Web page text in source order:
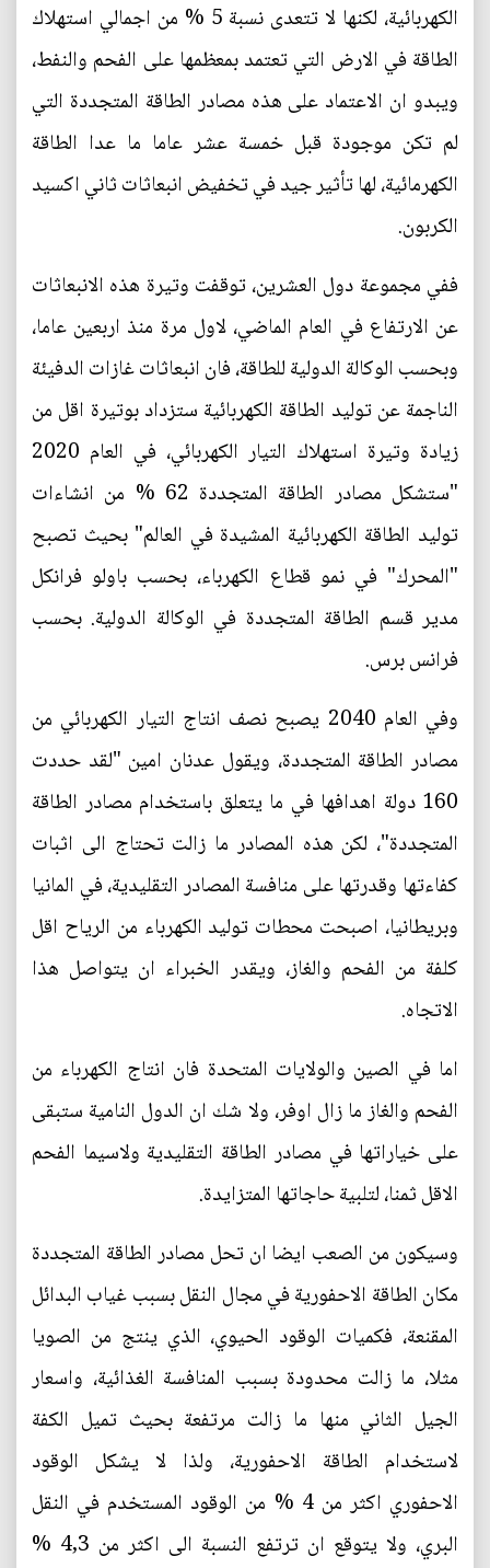
الكهربائية، لكنها لا تتعدى نسبة 5 % من اجمالي استهلاك
الطاقة في الارض التي تعتمد بمعظمها على الفحم والنفط،
ويبدو ان الاعتماد على هذه مصادر الطاقة المتجددة التي
لم تكن موجودة قبل خمسة عشر عاما ما عدا الطاقة
الكهرمائية، لها تأثير جيد في تخفيض انبعاثات ثاني اكسيد
الكربون.
ففي مجموعة دول العشرين، توقفت وتيرة هذه الانبعاثات
عن الارتفاع في العام الماضي، لاول مرة منذ اربعين عاما،
وبحسب الوكالة الدولية للطاقة، فان انبعاثات غازات الدفيئة
الناجمة عن توليد الطاقة الكهربائية ستزداد بوتيرة اقل من
زيادة وتيرة استهلاك التيار الكهربائي، في العام 2020
"ستشكل مصادر الطاقة المتجددة 62 % من انشاءات
توليد الطاقة الكهربائية المشيدة في العالم" بحيث تصبح
"المحرك" في نمو قطاع الكهرباء، بحسب باولو فرانكل
مدير قسم الطاقة المتجددة في الوكالة الدولية. بحسب
فرانس برس.
وفي العام 2040 يصبح نصف انتاج التيار الكهربائي من
مصادر الطاقة المتجددة، ويقول عدنان امين "لقد حددت
160 دولة اهدافها في ما يتعلق باستخدام مصادر الطاقة
المتجددة"، لكن هذه المصادر ما زالت تحتاج الى اثبات
كفاءتها وقدرتها على منافسة المصادر التقليدية، في المانيا
وبريطانيا، اصبحت محطات توليد الكهرباء من الرياح اقل
كلفة من الفحم والغاز، ويقدر الخبراء ان يتواصل هذا
الاتجاه.
اما في الصين والولايات المتحدة فان انتاج الكهرباء من
الفحم والغاز ما زال اوفر، ولا شك ان الدول النامية ستبقى
على خياراتها في مصادر الطاقة التقليدية ولاسيما الفحم
الاقل ثمنا، لتلبية حاجاتها المتزايدة.
وسيكون من الصعب ايضا ان تحل مصادر الطاقة المتجددة
مكان الطاقة الاحفورية في مجال النقل بسبب غياب البدائل
المقنعة، فكميات الوقود الحيوي، الذي ينتج من الصويا
مثلا، ما زالت محدودة بسبب المنافسة الغذائية، واسعار
الجيل الثاني منها ما زالت مرتفعة بحيث تميل الكفة
لاستخدام الطاقة الاحفورية، ولذا لا يشكل الوقود
الاحفوري اكثر من 4 % من الوقود المستخدم في النقل
البري، ولا يتوقع ان ترتفع النسبة الى اكثر من 4,3 %